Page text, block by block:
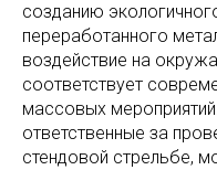
созданию
переработанного
воздействие на
соответствует
массовых
ответственные за
стендовой стрельбе,